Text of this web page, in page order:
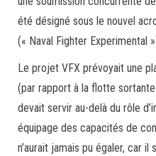
été désigné sous le nouvel
(« Naval Fighter Experimental
Le projet VFX prévoyait une
(par rapport à la flotte
devait servir au-delà du rôle
équipage des capacités de
n’aurait jamais pu égaler, car il